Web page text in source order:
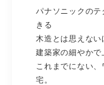
パナソニックの
きる
木造とは思えな
建築家の細やか
これまでにない
宅。